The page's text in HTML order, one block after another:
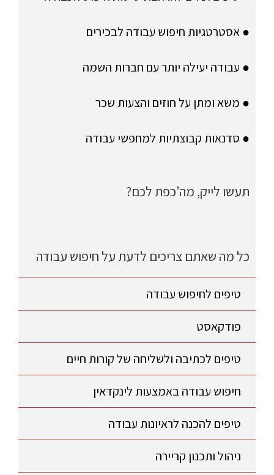
● אסטרטגיות חיפוש עבודה לבכירים
● עבודה יעילה יותר עם חברות השמה
● משא ומתן על חוזים והצעות שכר
● סדנאות קבוצתיות למחפשי עבודה
תעשו לייק, מה’כפת לכם?
כל מה שאתם צריכים לדעת על חיפוש עבודה
טיפים לחיפוש עבודה
פודקאסט
טיפים לכתיבה ולשליחה של קורות חיים
חיפוש עבודה באמצעות לינקדאין
טיפים להכנה לראיונות עבודה
ניהול ותכנון קריירה